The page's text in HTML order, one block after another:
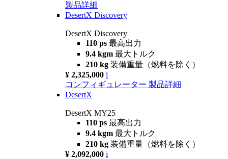
製品詳細
DesertX Discovery
DesertX Discovery
110 ps 最高出力
9.4 kgm 最大トルク
210 kg 装備重量（燃料を除く）
¥ 2,325,000 i
コンフィギュレーター 製品詳細
DesertX
DesertX MY25
110 ps 最高出力
9.4 kgm 最大トルク
210 kg 装備重量（燃料を除く）
¥ 2,092,000 i